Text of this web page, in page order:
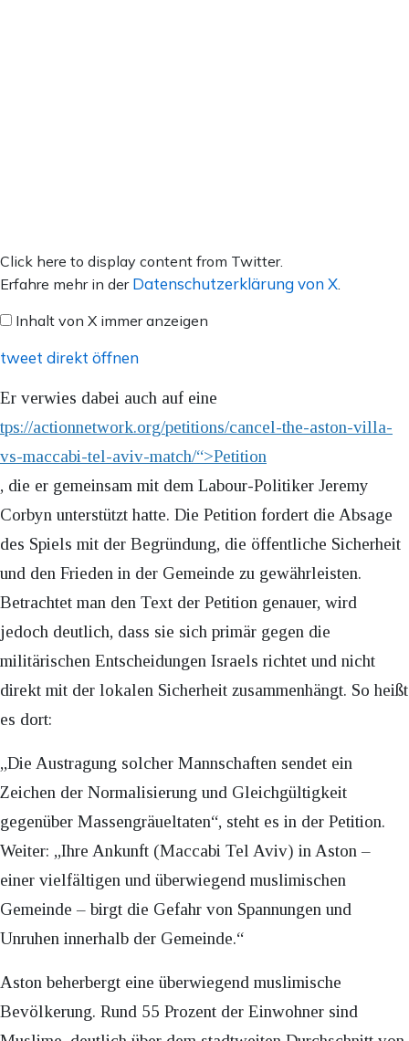
Inhalt
von
anzeigen
Click here to display content from Twitter.
Erfahre mehr in der Datenschutzerklärung von X
Inhalt von X immer anzeigen
tweet direkt öffnen
Er verwies dabei auch auf eine
tps://actionnetwork.org/petitions/cancel-the-aston-villa-
vs-maccabi-tel-aviv-match/“>Petition
, die er gemeinsam mit dem Labour-Politiker Jeremy
Corbyn unterstützt hatte. Die Petition fordert die Absage
des Spiels mit der Begründung, die öffentliche Sicherheit
und den Frieden in der Gemeinde zu gewährleisten.
Betrachtet man den Text der Petition genauer, wird
jedoch deutlich, dass sie sich primär gegen die
militärischen Entscheidungen Israels richtet und nicht
direkt mit der lokalen Sicherheit zusammenhängt. So heißt
es dort:
„Die Austragung solcher Mannschaften sendet ein
Zeichen der Normalisierung und Gleichgültigkeit
gegenüber Massengräueltaten“, steht es in der Petition.
Weiter: „Ihre Ankunft (Maccabi Tel Aviv) in Aston –
einer vielfältigen und überwiegend muslimischen
Gemeinde – birgt die Gefahr von Spannungen und
Unruhen innerhalb der Gemeinde.“
Aston beherbergt eine überwiegend muslimische
Bevölkerung. Rund 55 Prozent der Einwohner sind